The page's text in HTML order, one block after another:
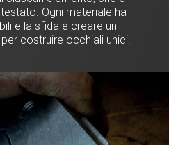
Ogni materiale ha
e la sfida è creare un
costruire occhiali unici.